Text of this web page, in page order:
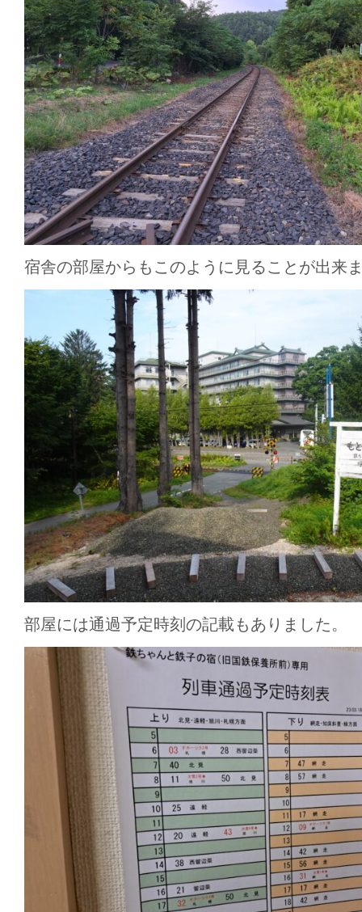
宿舎の部屋からもこのように見ることが出来
部屋には通過予定時刻の記載もありました。